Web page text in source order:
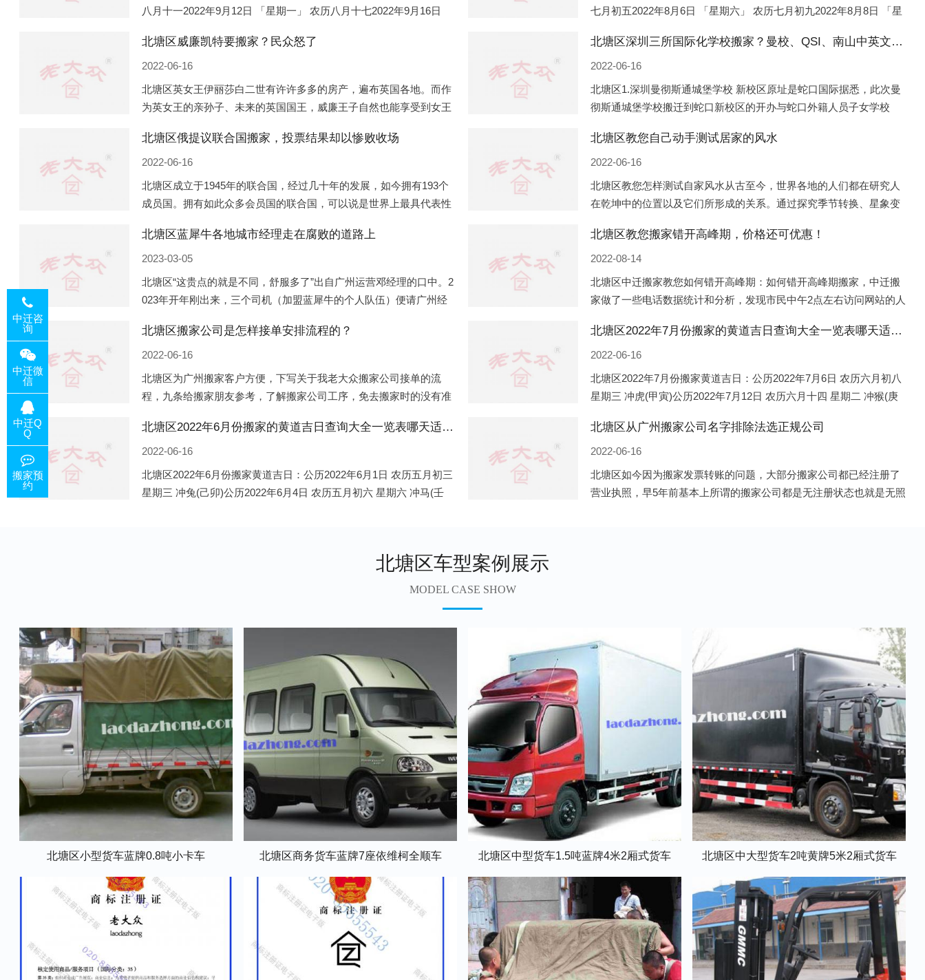
八月十一2022年9月12日 「星期一」 农历八月十七2022年9月16日
七月初五2022年8月6日 「星期六」 农历七月初九2022年8月8日 「星
北塘区威廉凯特要搬家？民众怒了
2022-06-16
北塘区英女王伊丽莎白二世有许许多多的房产，遍布英国各地。而作
为英女王的亲孙子、未来的英国国王，威廉王子自然也能享受到女王
是位于伦敦的肯辛顿宫，一处
北塘区深圳三所国际化学校搬家？曼校、QSI、南山中英文搬走了
2022-06-16
北塘区1.深圳曼彻斯通城堡学校 新校区原址是蛇口国际据悉，此次曼
彻斯通城堡学校搬迁到蛇口新校区的开办与蛇口外籍人员子女学校
正式并入蛇口外籍
北塘区俄提议联合国搬家，投票结果却以惨败收场
2022-06-16
北塘区成立于1945年的联合国，经过几十年的发展，如今拥有193个
成员国。拥有如此众多会员国的联合国，可以说是世界上最具代表性
以美国为首的西方国家
北塘区教您自己动手测试居家的风水
2022-06-16
北塘区教您怎样测试自家风水从古至今，世界各地的人们都在研究人
在乾坤中的位置以及它们所形成的关系。通过探究季节转换、星象变
同住宅中的人，其一生中的财
北塘区蓝犀牛各地城市经理走在腐败的道路上
2023-03-05
北塘区“这贵点的就是不同，舒服多了”出自广州运营邓经理的口中。2
023年开年刚出来，三个司机（加盟蓝犀牛的个人队伍）便请广州经
平摊费用，燃鹅这样的
北塘区教您搬家错开高峰期，价格还可优惠！
2022-08-14
北塘区中迁搬家教您如何错开高峰期：如何错开高峰期搬家，中迁搬
家做了一些电话数据统计和分析，发现市民中午2点左右访问网站的人
最多的，网上QQ微
北塘区搬家公司是怎样接单安排流程的？
2022-06-16
北塘区为广州搬家客户方便，下写关于我老大众搬家公司接单的流
程，九条给搬家朋友参考，了解搬家公司工序，免去搬家时的没有准
电话咨询，初步了解客户搬 家
北塘区2022年7月份搬家的黄道吉日查询大全一览表哪天适合搬家好日子
2022-06-16
北塘区2022年7月份搬家黄道吉日：公历2022年7月6日 农历六月初八
星期三 冲虎(甲寅)公历2022年7月12日 农历六月十四 星期二 冲猴(庚
北塘区2022年6月份搬家的黄道吉日查询大全一览表哪天适合搬家好日子
2022-06-16
北塘区2022年6月份搬家黄道吉日：公历2022年6月1日 农历五月初三
星期三 冲兔(己卯)公历2022年6月4日 农历五月初六 星期六 冲马(壬
北塘区从广州搬家公司名字排除法选正规公司
2022-06-16
北塘区如今因为搬家发票转账的问题，大部分搬家公司都已经注册了
营业执照，早5年前基本上所谓的搬家公司都是无注册状态也就是无照
北塘区车型案例展示
MODEL CASE SHOW
北塘区小型货车蓝牌0.8吨小卡车 北塘区商务货车蓝牌7座依维柯全顺车 北塘区中型货车1.5吨蓝牌4米2厢式货车 北塘区中大型货车2吨黄牌5米2厢式货车
中迁咨
询
中迁微
信
中迁Q
Q
搬家预
约